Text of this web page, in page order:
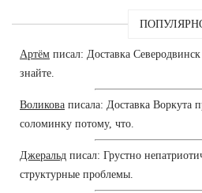
Артём писал: Доставка
знайте.
Воликова писала: Доставка Воркута
соломинку потому, что.
Джеральд писал: Грустно
структурные проблемы.